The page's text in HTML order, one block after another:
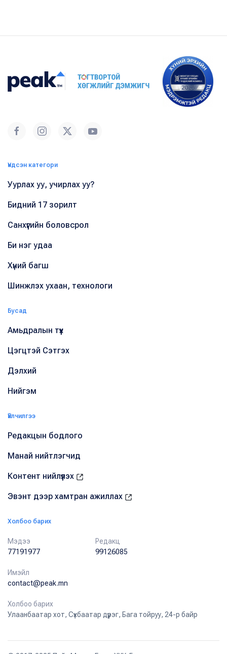
Үндсэн категори
Уурлах уу, учирлах уу?
Бидний 17 зорилт
Санхүүгийн боловсрол
Би нэг удаа
Хүний багш
Шинжлэх ухаан, технологи
Бусад
Амьдралын түүх
Цэгцтэй Сэтгэх
Дэлхий
Нийгэм
Үйлчилгээ
Редакцын бодлого
Манай нийтлэгчид
Контент нийлүүлэх
Эвэнт дээр хамтран ажиллах
Холбоо барих
Мэдээ
77191977
Редакц
99126085
Имэйл
contact@peak.mn
Холбоо барих
Улаанбаатар хот, Сүхбаатар дүүрэг, Бага тойруу, 24-р байр